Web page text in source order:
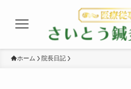
ホーム 院長日記